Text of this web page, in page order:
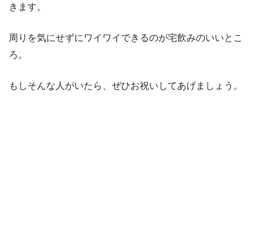
きます。
周りを気にせずにワイワイできるのが宅飲みのいいとこ
ろ。
もしそんな人がいたら、ぜひお祝いしてあげましょう。